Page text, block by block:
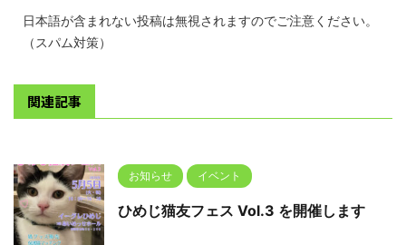
日本語が含まれない投稿は無視されますのでご注意ください。
（スパム対策）
関連記事
お知らせ イベント
ひめじ猫友フェス Vol.3 を開催します